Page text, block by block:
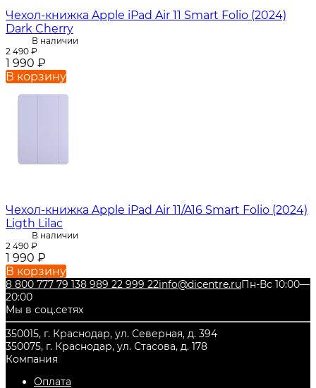
Чехол-книжка Apple iPad Air 11 Smart Folio (2024)
Dark Cherry
В наличии
2 490 ₽
1 990 ₽
В корзину
Чехол-книжка Apple iPad Air 11/A16 Smart Folio (2024)
Ligth Lilac
В наличии
2 490 ₽
1 990 ₽
В корзину
8 800 777 79 138 989 22 999 22info@dicentre.ruПн-Вс 10:00—
20:00
Мы в соц.сетях
350015, г. Краснодар, ул. Северная, д. 394
350075, г. Краснодар, ул. Стасова, д. 178
Компания
Оплата